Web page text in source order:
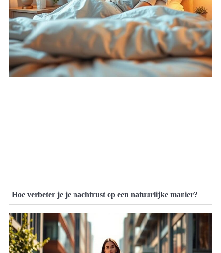
Hoe verbeter je je nachtrust op een natuurlijke manier?